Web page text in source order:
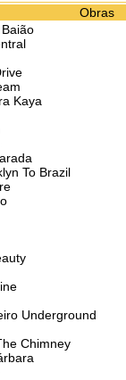
Obras
Kaya
To Brazil
Underground
Chimney